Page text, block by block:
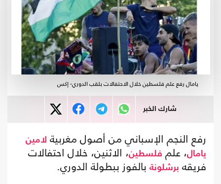
يامال رفع علم فلسطين خلال الاحتفالات بلقب الدوري- إكس
شارك الخبر
رفع النجم الإسباني من أصول مغربية لامين
يامال، علم فلسطين، الاثنين، خلال احتفالات
فريقه برشلونة بالفوز ببطولة الدوري.